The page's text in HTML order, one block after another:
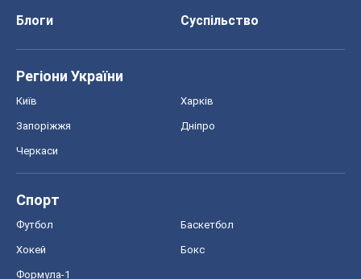
Блоги
Суспільство
Регіони України
Київ Харків
Запоріжжя Дніпро
Черкаси
Спорт
Футбол Баскетбол
Хокей Бокс
Формула-1